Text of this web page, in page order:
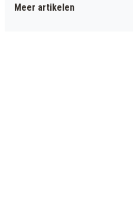
Meer artikelen